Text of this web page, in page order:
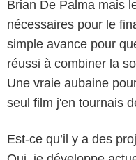
Brian De Palma mais
nécessaires pour le
simple avance pour
réussi à combiner la
Une vraie aubaine
seul film j'en tournais
Est-ce qu’il y a des